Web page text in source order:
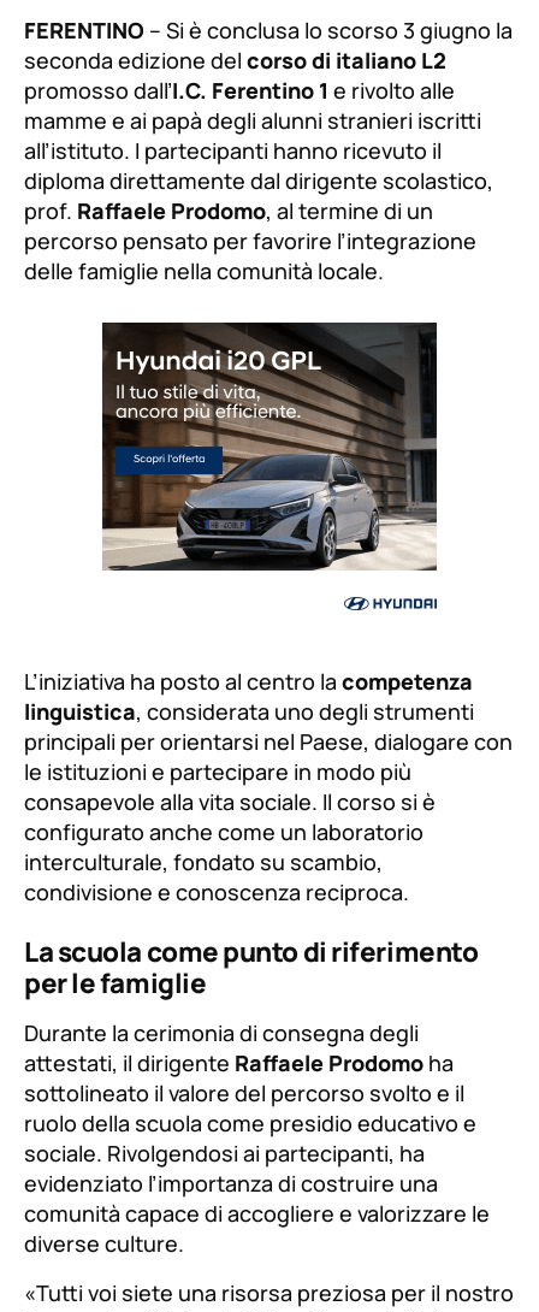
FERENTINO – Si è conclusa lo scorso 3 giugno la
seconda edizione del corso di italiano L2
promosso dall’I.C. Ferentino 1 e rivolto alle
mamme e ai papà degli alunni stranieri iscritti
all’istituto. I partecipanti hanno ricevuto il
diploma direttamente dal dirigente scolastico,
prof. Raffaele Prodomo, al termine di un
percorso pensato per favorire l’integrazione
delle famiglie nella comunità locale.
L’iniziativa ha posto al centro la competenza
linguistica, considerata uno degli strumenti
principali per orientarsi nel Paese, dialogare con
le istituzioni e partecipare in modo più
consapevole alla vita sociale. Il corso si è
configurato anche come un laboratorio
interculturale, fondato su scambio,
condivisione e conoscenza reciproca.
La scuola come punto di riferimento
per le famiglie
Durante la cerimonia di consegna degli
attestati, il dirigente Raffaele Prodomo ha
sottolineato il valore del percorso svolto e il
ruolo della scuola come presidio educativo e
sociale. Rivolgendosi ai partecipanti, ha
evidenziato l’importanza di costruire una
comunità capace di accogliere e valorizzare le
diverse culture.
«Tutti voi siete una risorsa preziosa per il nostro